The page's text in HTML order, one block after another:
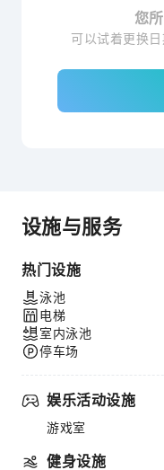
您
可以试着更换
设施与服务
热门设施
泳池
电梯
室内泳池
停车场
娱乐活动设施
游戏室
健身设施